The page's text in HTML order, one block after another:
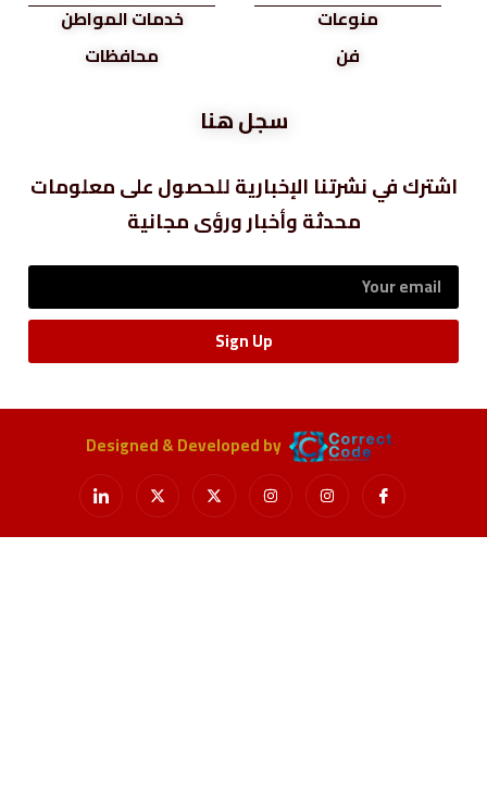
منوعات
فن
خدمات المواطن
محافظات
سجل هنا
اشترك في نشرتنا الإخبارية للحصول على معلومات
محدثة وأخبار ورؤى مجانية
Sign Up
Designed & Developed by